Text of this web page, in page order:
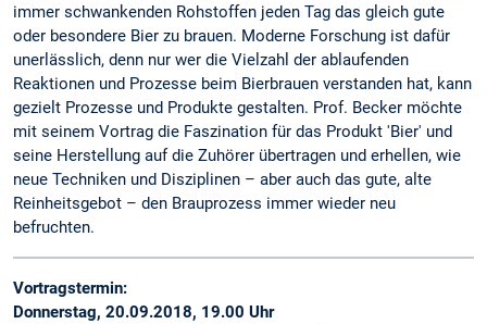
immer schwankenden Rohstoffen jeden Tag das gleich gute
oder besondere Bier zu brauen. Moderne Forschung ist dafür
unerlässlich, denn nur wer die Vielzahl der ablaufenden
Reaktionen und Prozesse beim Bierbrauen verstanden hat, kann
gezielt Prozesse und Produkte gestalten. Prof. Becker möchte
mit seinem Vortrag die Faszination für das Produkt 'Bier' und
seine Herstellung auf die Zuhörer übertragen und erhellen, wie
neue Techniken und Disziplinen – aber auch das gute, alte
Reinheitsgebot – den Brauprozess immer wieder neu
befruchten.
Vortragstermin:
Donnerstag, 20.09.2018, 19.00 Uhr